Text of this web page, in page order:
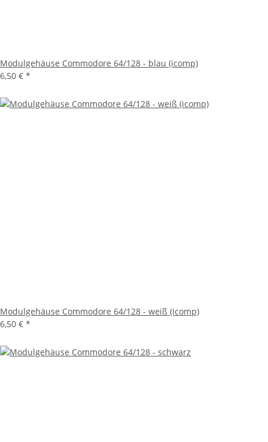
Modulgehäuse Commodore 64/128 - blau (icomp)
6,50 € *
Modulgehäuse Commodore 64/128 - weiß (icomp)
6,50 € *